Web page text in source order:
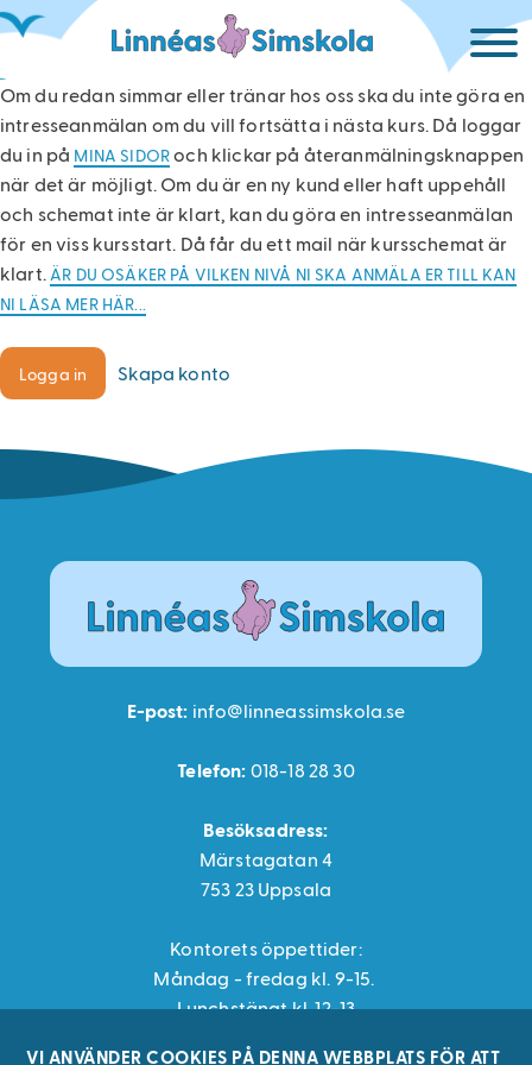
Hoppa
till
huvudinnehåll
HUVUDMENY
Mina
Boka
simskola
eller
anmäl
intresse!
Simskola
Varför
simma?
Sjöjungfrusimskola
Privatlektioner
Kursdatum
Presentkort
vattenträningskurs
Vattenträning
Om du redan simmar eller tränar hos oss ska du inte göra en
intresseanmälan om du vill fortsätta i nästa kurs. Då loggar
du in på MINA SIDORoch klickar på återanmälningsknappen
när det är möjligt. Om du är en ny kund eller haft uppehåll
och schemat inte är klart, kan du göra en intresseanmälan
för en viss kursstart. Då får du ett mail när kursschemat är
klart. ÄR DU OSÄKER PÅ VILKEN NIVÅ NI SKA ANMÄLA ER TILL KAN
NI LÄSA MER HÄR...
Logga in Skapa konto
E-post: info@linneassimskola.se
Telefon: 018-18 28 30
Besöksadress:
Märstagatan 4
753 23 Uppsala
Kontorets öppettider:
Måndag - fredag kl. 9-15.
Lunchstängt kl. 12-13
VI ANVÄNDER COOKIES PÅ DENNA WEBBPLATS FÖR ATT